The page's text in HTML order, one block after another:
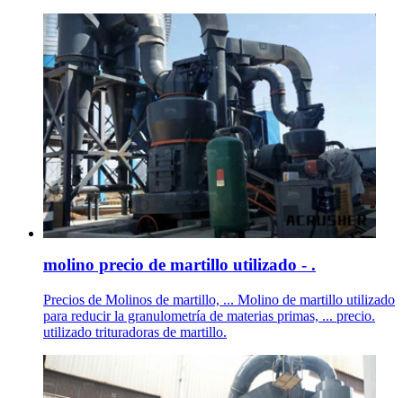
molino precio de martillo utilizado - .
Precios de Molinos de martillo, ... Molino de martillo utilizado
para reducir la granulometría de materias primas, ... precio.
utilizado trituradoras de martillo.